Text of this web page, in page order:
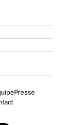
Presse